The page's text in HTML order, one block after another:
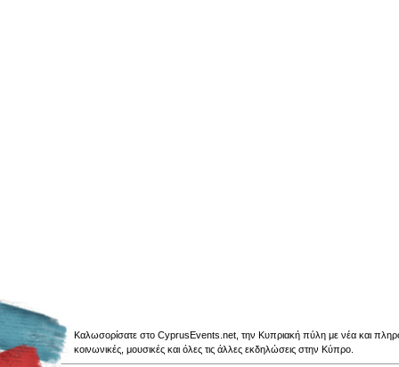
Καλωσορίσατε στο CyprusEvents.net, την Κυπριακή πύλη με νέα και
κοινωνικές, μουσικές και όλες τις άλλες εκδηλώσεις στην Κύπρο.